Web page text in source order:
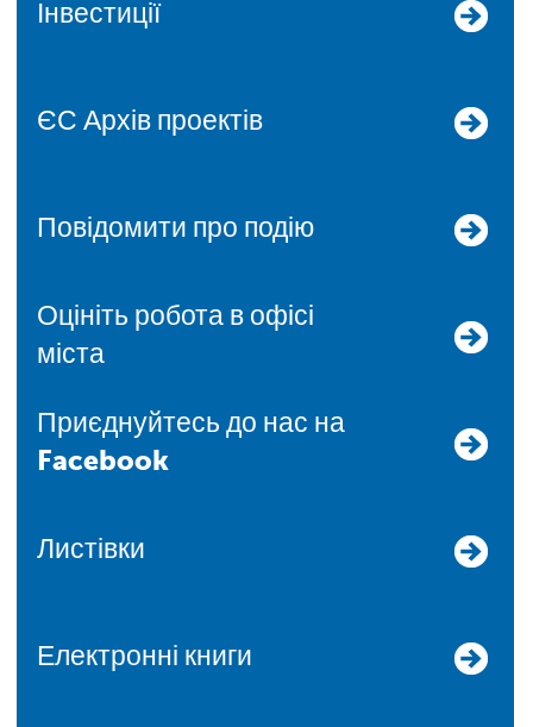
Інвестиції
ЄС Архів проектів
Повідомити про подію
Оцініть робота в офісі
міста
Приєднуйтесь до нас на
Facebook
Листівки
Електронні книги